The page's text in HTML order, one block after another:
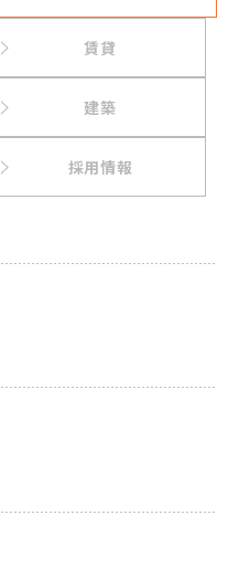
賃貸
建築
採用情報